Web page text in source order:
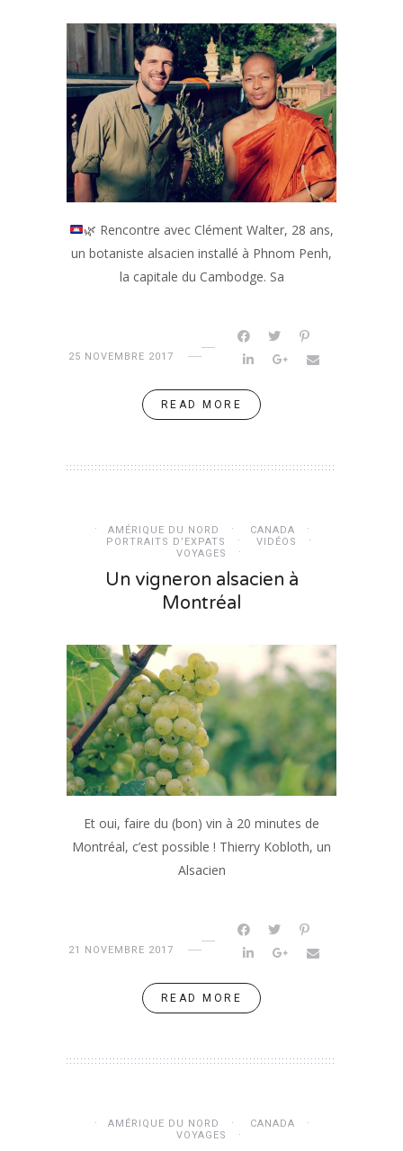
🌿 Rencontre avec Clément Walter, 28 ans,
un botaniste alsacien installé à Phnom Penh,
la capitale du Cambodge. Sa
25 NOVEMBRE 2017
READ MORE
AMÉRIQUE DU NORD
CANADA
PORTRAITS D’EXPATS
VIDÉOS
VOYAGES
Un vigneron alsacien à
Montréal
Et oui, faire du (bon) vin à 20 minutes de
Montréal, c’est possible ! Thierry Kobloth, un
Alsacien
21 NOVEMBRE 2017
READ MORE
AMÉRIQUE DU NORD
CANADA
VOYAGES